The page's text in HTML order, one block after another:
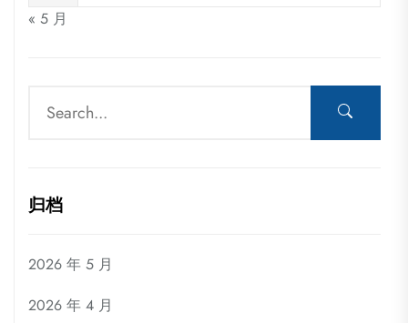
« 5 月
归档
2026 年 5 月
2026 年 4 月